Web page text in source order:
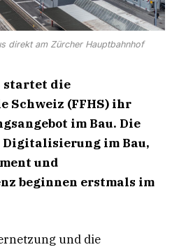
direkt am Zürcher Hauptbahnhof
startet die
Schweiz (FFHS) ihr
im Bau. Die
im Bau,
und
beginnen erstmals im
und die